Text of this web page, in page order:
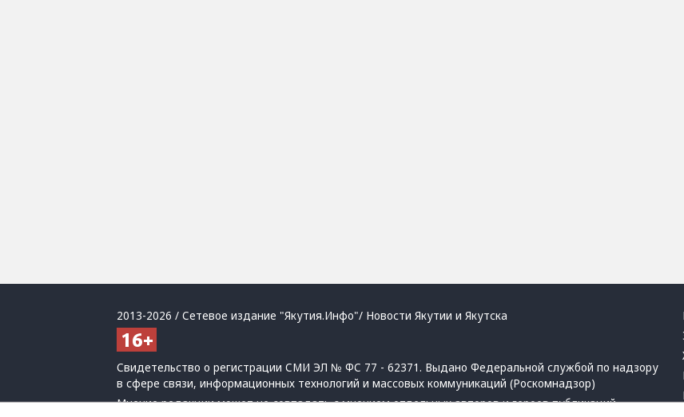
2013-2026 / Сетевое издание "Якутия.Инфо"/ Новости Якутии и Якутска
Свидетельство о регистрации СМИ ЭЛ № ФС 77 - 62371. Выдано Федеральной службой по надзору
в сфере связи, информационных технологий и массовых коммуникаций (Роскомнадзор)
Мнение редакции может не совпадать с мнением отдельных авторов и героев публикаций.